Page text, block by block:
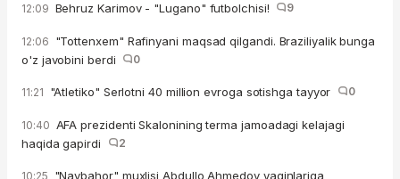
12:09 Behruz Karimov - "Lugano" futbolchisi! 9
12:06 "Tottenxem" Rafinyani maqsad qilgandi. Braziliyalik bunga
o'z javobini berdi
0
11:21 "Atletiko" Serlotni 40 million evroga sotishga tayyor 0
10:40 AFA prezidenti Skalonining terma jamoadagi kelajagi
haqida gapirdi
2
10:25 "Navbahor" muxlisi Abdullo Ahmedov yaqinlariga